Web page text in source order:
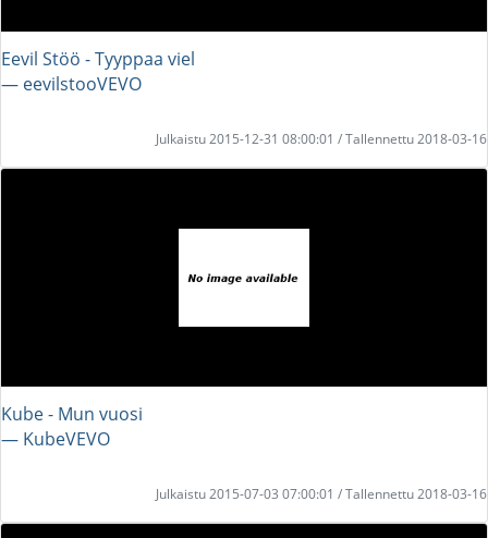
Eevil Stöö - Tyyppaa viel
― eevilstooVEVO
Julkaistu 2015-12-31 08:00:01 / Tallennettu 2018-03-16
Kube - Mun vuosi
― KubeVEVO
Julkaistu 2015-07-03 07:00:01 / Tallennettu 2018-03-16